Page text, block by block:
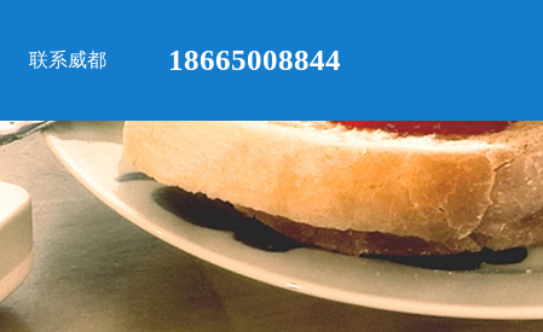
联系威都 18665008844